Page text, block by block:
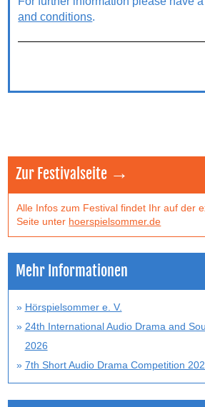
and conditions.
Zur Festivalseite →
Alle Infos zum Festival findet Ihr auf der
Seite unter hoerspielsommer.de
Mehr Informationen
Hörspielsommer e. V.
24th International Audio Drama and
2026
7th Short Audio Drama Competition